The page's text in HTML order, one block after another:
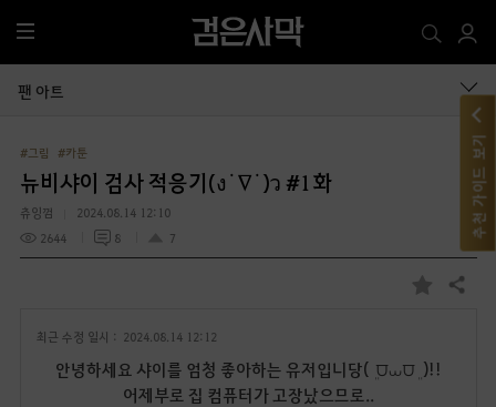
전
체
메
팬 아트
#그림 #카툰
뉴비샤이 검사 적응기(ง˙∇˙)ว #1화
츄잉껌
2024.08.14 12:10
2644
8 7
즐
기
공유하기
최근 수정 일시 : 2024.08.14 12:12
안녕하세요 샤이를 엄청 좋아하는 유저입니당( ܸ ⩌⩊⩌ ܸ )!!
어제부로 집 컴퓨터가 고장났으므로..
추천 가이드 보기